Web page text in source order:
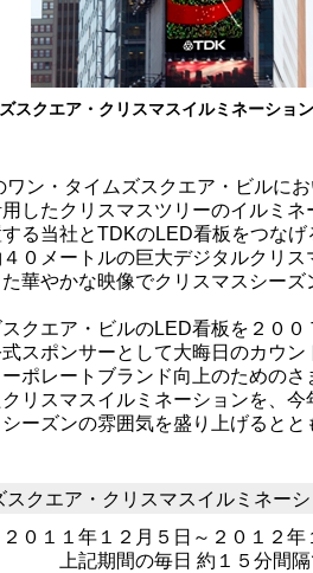
クエア・クリスマスイルミネーショ
ン・タイムズスクエア・ビルに
したクリスマスツリーのイルミ
る当社とTDKのLED看板をつな
４０メートルの巨大デジタルクリ
華やかな映像でクリスマスシー
クエア・ビルのLED看板を２００
スポンサーとして大晦日のカウ
ポレートブランド向上のための
リスマスイルミネーションを、
ーズンの雰囲気を盛り上げると
スクエア・クリスマスイルミネー
０１１年１２月５日～２０１２年
日 約１５分間隔で